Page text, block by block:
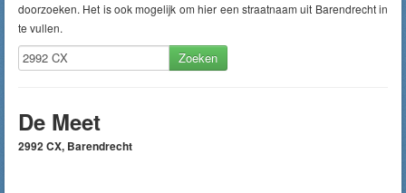
doorzoeken. Het is ook mogelijk om hier een straatnaam uit Barendrecht in
te vullen.
Zoeken
De Meet
2992 CX, Barendrecht